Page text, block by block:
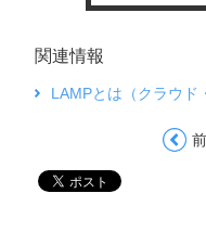
関連情報
LAMPとは（クラウド